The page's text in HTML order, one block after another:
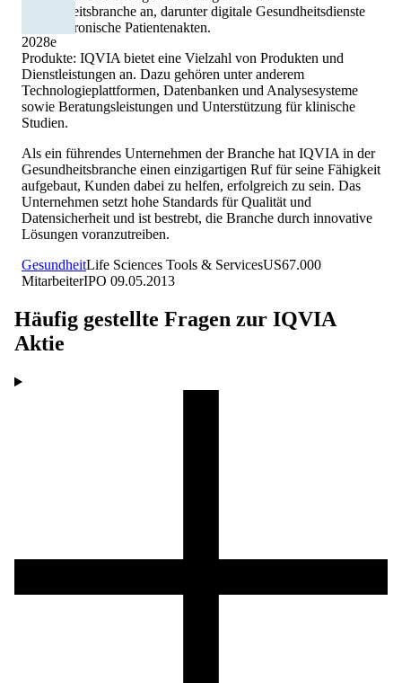
2028e
Gesundheitsbranche an, darunter digitale Gesundheitsdienste
und elektronische Patientenakten.
Produkte: IQVIA bietet eine Vielzahl von Produkten und
Dienstleistungen an. Dazu gehören unter anderem
Technologieplattformen, Datenbanken und Analysesysteme
sowie Beratungsleistungen und Unterstützung für klinische
Studien.
Als ein führendes Unternehmen der Branche hat IQVIA in der
Gesundheitsbranche einen einzigartigen Ruf für seine Fähigkeit
aufgebaut, Kunden dabei zu helfen, erfolgreich zu sein. Das
Unternehmen setzt hohe Standards für Qualität und
Datensicherheit und ist bestrebt, die Branche durch innovative
Lösungen voranzutreiben.
GesundheitLife Sciences Tools & ServicesUS67.000
MitarbeiterIPO 09.05.2013
Häufig gestellte Fragen zur IQVIA
Aktie